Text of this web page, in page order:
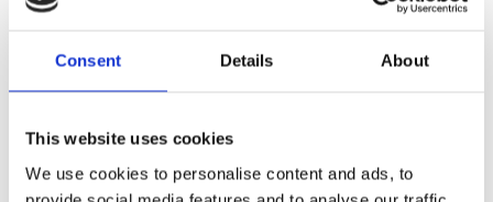
Consent Details About
This website uses cookies
We use cookies to personalise content and ads, to
UKŁAD KIEROWNICZY DO OPEL VIVARO